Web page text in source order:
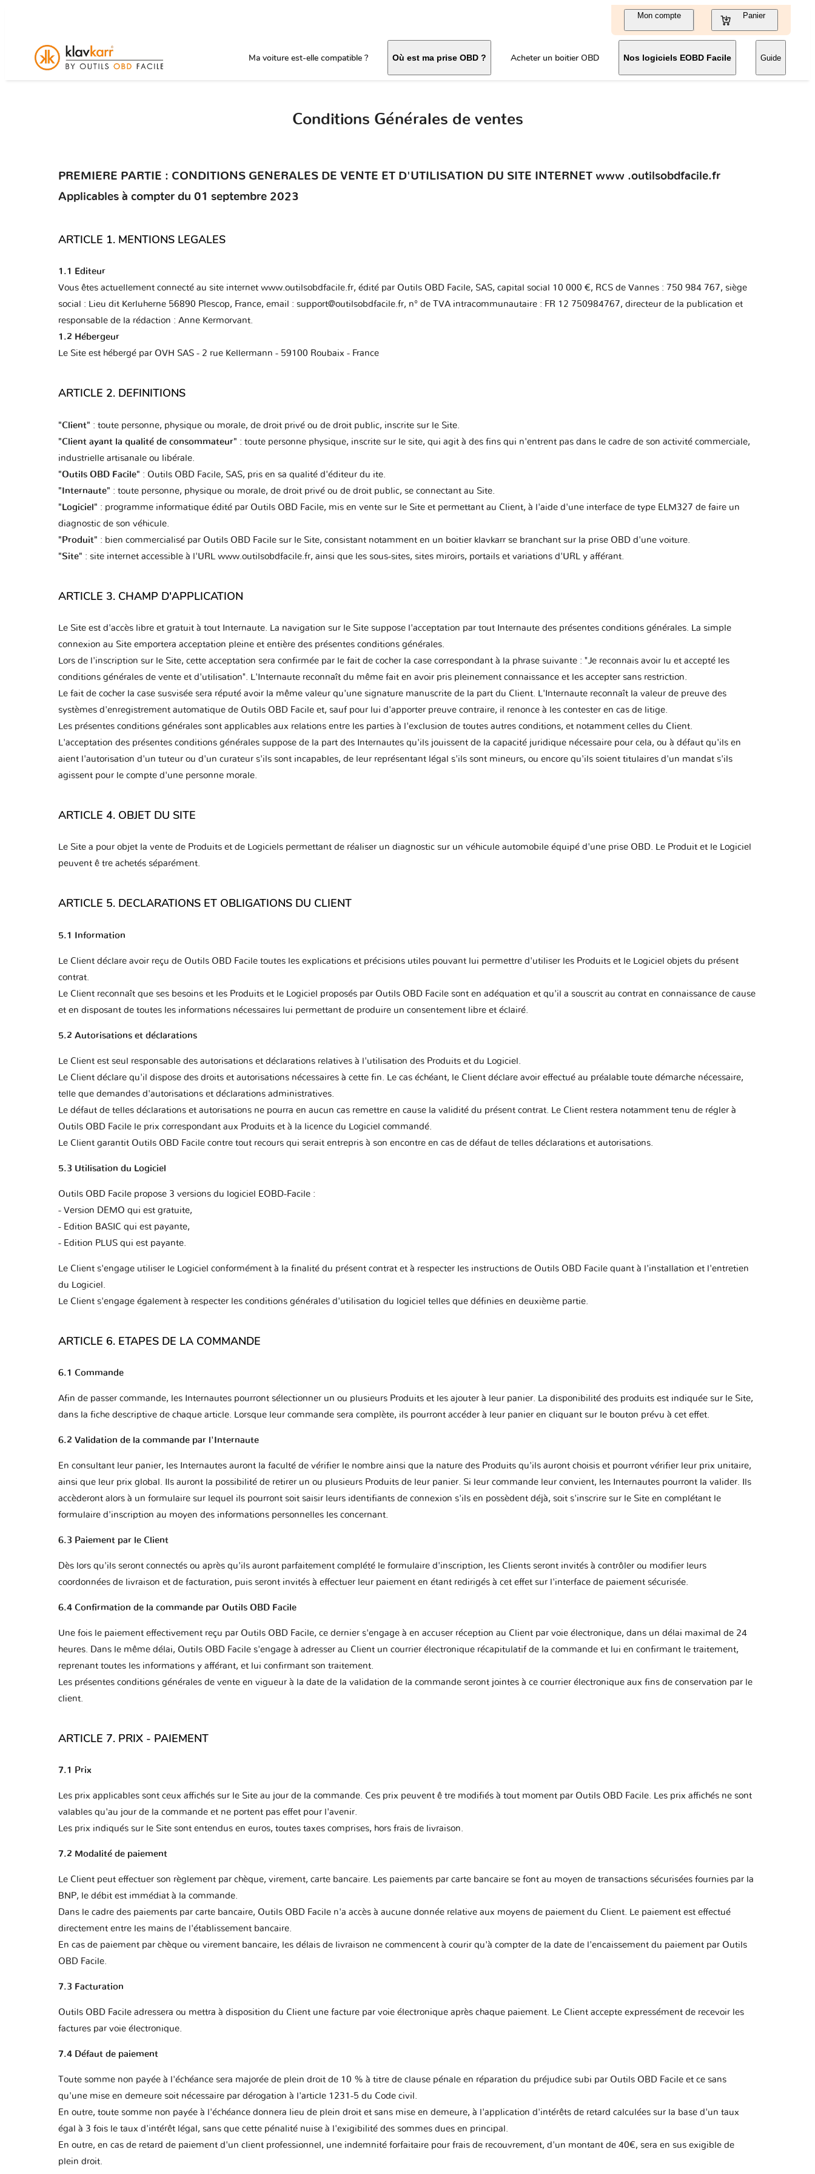
Mon compte Panier
Ma voiture est-elle compatible ? Où est ma prise OBD ? Acheter un boitier OBD Nos logiciels EOBD Facile Guide
Conditions Générales de ventes
PREMIERE PARTIE : CONDITIONS GENERALES DE VENTE ET D'UTILISATION DU SITE INTERNET www .outilsobdfacile.fr
Applicables à compter du 01 septembre 2023
ARTICLE 1. MENTIONS LEGALES
1.1 Editeur
Vous êtes actuellement connecté au site internet www.outilsobdfacile.fr, édité par Outils OBD Facile, SAS, capital social 10 000 €, RCS de Vannes : 750 984 767, siège
social : Lieu dit Kerluherne 56890 Plescop, France, email : support@outilsobdfacile.fr, n° de TVA intracommunautaire : FR 12 750984767, directeur de la publication et
responsable de la rédaction : Anne Kermorvant.
1.2 Hébergeur
Le Site est hébergé par OVH SAS - 2 rue Kellermann - 59100 Roubaix - France
ARTICLE 2. DEFINITIONS
"Client" : toute personne, physique ou morale, de droit privé ou de droit public, inscrite sur le Site.
"Client ayant la qualité de consommateur" : toute personne physique, inscrite sur le site, qui agit à des fins qui n'entrent pas dans le cadre de son activité commerciale,
industrielle artisanale ou libérale.
"Outils OBD Facile" : Outils OBD Facile, SAS, pris en sa qualité d'éditeur du ite.
"Internaute" : toute personne, physique ou morale, de droit privé ou de droit public, se connectant au Site.
"Logiciel" : programme informatique édité par Outils OBD Facile, mis en vente sur le Site et permettant au Client, à l'aide d'une interface de type ELM327 de faire un
diagnostic de son véhicule.
"Produit" : bien commercialisé par Outils OBD Facile sur le Site, consistant notamment en un boitier klavkarr se branchant sur la prise OBD d'une voiture.
"Site" : site internet accessible à l'URL www.outilsobdfacile.fr, ainsi que les sous-sites, sites miroirs, portails et variations d'URL y afférant.
ARTICLE 3. CHAMP D'APPLICATION
Le Site est d'accès libre et gratuit à tout Internaute. La navigation sur le Site suppose l'acceptation par tout Internaute des présentes conditions générales. La simple
connexion au Site emportera acceptation pleine et entière des présentes conditions générales.
Lors de l'inscription sur le Site, cette acceptation sera confirmée par le fait de cocher la case correspondant à la phrase suivante : "Je reconnais avoir lu et accepté les
conditions générales de vente et d'utilisation". L'Internaute reconnaît du même fait en avoir pris pleinement connaissance et les accepter sans restriction.
Le fait de cocher la case susvisée sera réputé avoir la même valeur qu'une signature manuscrite de la part du Client. L'Internaute reconnaît la valeur de preuve des
systèmes d'enregistrement automatique de Outils OBD Facile et, sauf pour lui d'apporter preuve contraire, il renonce à les contester en cas de litige.
Les présentes conditions générales sont applicables aux relations entre les parties à l'exclusion de toutes autres conditions, et notamment celles du Client.
L'acceptation des présentes conditions générales suppose de la part des Internautes qu'ils jouissent de la capacité juridique nécessaire pour cela, ou à défaut qu'ils en
aient l'autorisation d'un tuteur ou d'un curateur s'ils sont incapables, de leur représentant légal s'ils sont mineurs, ou encore qu'ils soient titulaires d'un mandat s'ils
agissent pour le compte d'une personne morale.
ARTICLE 4. OBJET DU SITE
Le Site a pour objet la vente de Produits et de Logiciels permettant de réaliser un diagnostic sur un véhicule automobile équipé d'une prise OBD. Le Produit et le Logiciel
peuvent ê tre achetés séparément.
ARTICLE 5. DECLARATIONS ET OBLIGATIONS DU CLIENT
5.1 Information
Le Client déclare avoir reçu de Outils OBD Facile toutes les explications et précisions utiles pouvant lui permettre d'utiliser les Produits et le Logiciel objets du présent
contrat.
Le Client reconnaît que ses besoins et les Produits et le Logiciel proposés par Outils OBD Facile sont en adéquation et qu'il a souscrit au contrat en connaissance de cause
et en disposant de toutes les informations nécessaires lui permettant de produire un consentement libre et éclairé.
5.2 Autorisations et déclarations
Le Client est seul responsable des autorisations et déclarations relatives à l'utilisation des Produits et du Logiciel.
Le Client déclare qu'il dispose des droits et autorisations nécessaires à cette fin. Le cas échéant, le Client déclare avoir effectué au préalable toute démarche nécessaire,
telle que demandes d'autorisations et déclarations administratives.
Le défaut de telles déclarations et autorisations ne pourra en aucun cas remettre en cause la validité du présent contrat. Le Client restera notamment tenu de régler à
Outils OBD Facile le prix correspondant aux Produits et à la licence du Logiciel commandé.
Le Client garantit Outils OBD Facile contre tout recours qui serait entrepris à son encontre en cas de défaut de telles déclarations et autorisations.
5.3 Utilisation du Logiciel
Outils OBD Facile propose 3 versions du logiciel EOBD-Facile :
- Version DEMO qui est gratuite,
- Edition BASIC qui est payante,
- Edition PLUS qui est payante.
Le Client s'engage utiliser le Logiciel conformément à la finalité du présent contrat et à respecter les instructions de Outils OBD Facile quant à l'installation et l'entretien
du Logiciel.
Le Client s'engage également à respecter les conditions générales d'utilisation du logiciel telles que définies en deuxième partie.
ARTICLE 6. ETAPES DE LA COMMANDE
6.1 Commande
Afin de passer commande, les Internautes pourront sélectionner un ou plusieurs Produits et les ajouter à leur panier. La disponibilité des produits est indiquée sur le Site,
dans la fiche descriptive de chaque article. Lorsque leur commande sera complète, ils pourront accéder à leur panier en cliquant sur le bouton prévu à cet effet.
6.2 Validation de la commande par l'Internaute
En consultant leur panier, les Internautes auront la faculté de vérifier le nombre ainsi que la nature des Produits qu'ils auront choisis et pourront vérifier leur prix unitaire,
ainsi que leur prix global. Ils auront la possibilité de retirer un ou plusieurs Produits de leur panier. Si leur commande leur convient, les Internautes pourront la valider. Ils
accèderont alors à un formulaire sur lequel ils pourront soit saisir leurs identifiants de connexion s'ils en possèdent déjà, soit s'inscrire sur le Site en complétant le
formulaire d'inscription au moyen des informations personnelles les concernant.
6.3 Paiement par le Client
Dès lors qu'ils seront connectés ou après qu'ils auront parfaitement complété le formulaire d'inscription, les Clients seront invités à contrôler ou modifier leurs
coordonnées de livraison et de facturation, puis seront invités à effectuer leur paiement en étant redirigés à cet effet sur l'interface de paiement sécurisée.
6.4 Confirmation de la commande par Outils OBD Facile
Une fois le paiement effectivement reçu par Outils OBD Facile, ce dernier s'engage à en accuser réception au Client par voie électronique, dans un délai maximal de 24
heures. Dans le même délai, Outils OBD Facile s'engage à adresser au Client un courrier électronique récapitulatif de la commande et lui en confirmant le traitement,
reprenant toutes les informations y afférant, et lui confirmant son traitement.
Les présentes conditions générales de vente en vigueur à la date de la validation de la commande seront jointes à ce courrier électronique aux fins de conservation par le
client.
ARTICLE 7. PRIX - PAIEMENT
7.1 Prix
Les prix applicables sont ceux affichés sur le Site au jour de la commande. Ces prix peuvent ê tre modifiés à tout moment par Outils OBD Facile. Les prix affichés ne sont
valables qu'au jour de la commande et ne portent pas effet pour l'avenir.
Les prix indiqués sur le Site sont entendus en euros, toutes taxes comprises, hors frais de livraison.
7.2 Modalité de paiement
Le Client peut effectuer son règlement par chèque, virement, carte bancaire. Les paiements par carte bancaire se font au moyen de transactions sécurisées fournies par la
BNP, le débit est immédiat à la commande.
Dans le cadre des paiements par carte bancaire, Outils OBD Facile n'a accès à aucune donnée relative aux moyens de paiement du Client. Le paiement est effectué
directement entre les mains de l'établissement bancaire.
En cas de paiement par chèque ou virement bancaire, les délais de livraison ne commencent à courir qu'à compter de la date de l'encaissement du paiement par Outils
OBD Facile.
7.3 Facturation
Outils OBD Facile adressera ou mettra à disposition du Client une facture par voie électronique après chaque paiement. Le Client accepte expressément de recevoir les
factures par voie électronique.
7.4 Défaut de paiement
Toute somme non payée à l'échéance sera majorée de plein droit de 10 % à titre de clause pénale en réparation du préjudice subi par Outils OBD Facile et ce sans
qu'une mise en demeure soit nécessaire par dérogation à l'article 1231-5 du Code civil.
En outre, toute somme non payée à l'échéance donnera lieu de plein droit et sans mise en demeure, à l'application d'intérêts de retard calculées sur la base d'un taux
égal à 3 fois le taux d'intérêt légal, sans que cette pénalité nuise à l'exigibilité des sommes dues en principal.
En outre, en cas de retard de paiement d'un client professionnel, une indemnité forfaitaire pour frais de recouvrement, d'un montant de 40€, sera en sus exigible de
plein droit.